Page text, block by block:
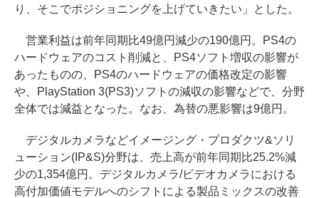
り、そこでポジショニングを上げていきたい」とした。
営業利益は前年同期比49億円減少の190億円。PS4の
ハードウェアのコスト削減と、PS4ソフト増収の影響が
あったものの、PS4のハードウェアの価格改定の影響
や、PlayStation 3(PS3)ソフトの減収の影響などで、分野
全体では減益となった。なお、為替の悪影響は9億円。
デジタルカメラなどイメージング・プロダクツ&ソリ
ューション(IP&S)分野は、売上高が前年同期比25.2%減
少の1,354億円。デジタルカメラ/ビデオカメラにおける
高付加価値モデルへのシフトによる製品ミックスの改善